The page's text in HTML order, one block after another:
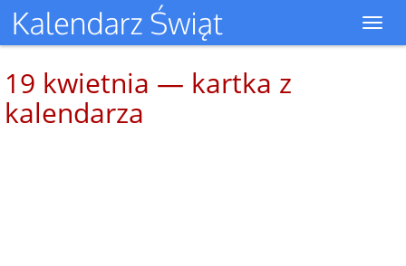
19 kwietnia — kartka z
kalendarza